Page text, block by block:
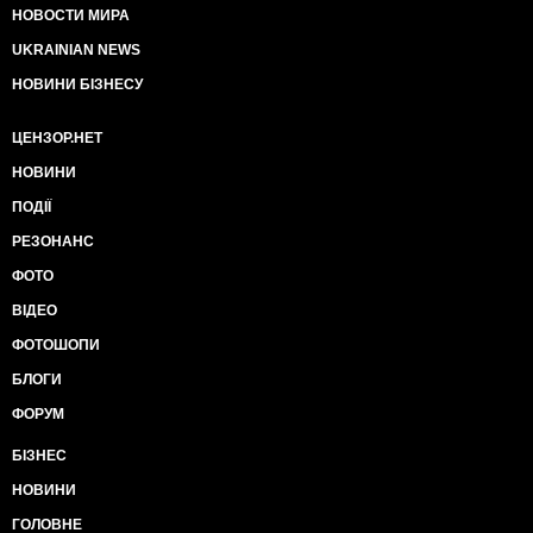
НОВОСТИ МИРА
UKRAINIAN NEWS
НОВИНИ БІЗНЕСУ
ЦЕНЗОР.НЕТ
НОВИНИ
ПОДІЇ
РЕЗОНАНС
ФОТО
ВІДЕО
ФОТОШОПИ
БЛОГИ
ФОРУМ
БІЗНЕС
НОВИНИ
ГОЛОВНЕ